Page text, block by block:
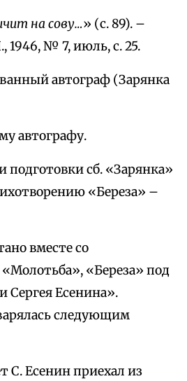
на сову…» (с. 89). –
1946, № 7, июль, с. 25.
автограф (Зарянка
автографу.
подготовки сб. «Зарянка»
«Береза» –
вместе со
«Береза» под
Сергея Есенина».
следующим
С. Есенин приехал из